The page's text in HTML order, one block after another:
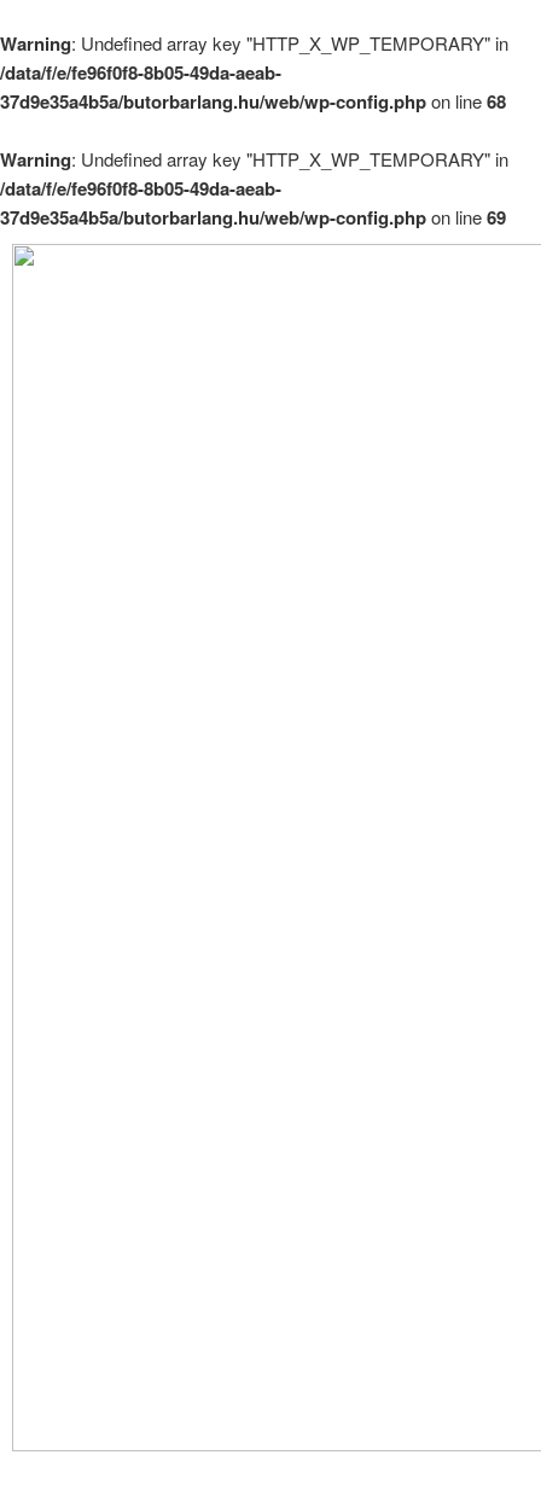
Warning: Undefined array key "HTTP_X_WP_TEMPORARY" in
/data/f/e/fe96f0f8-8b05-49da-aeab-
37d9e35a4b5a/butorbarlang.hu/web/wp-config.phpon line68
Warning: Undefined array key "HTTP_X_WP_TEMPORARY" in
/data/f/e/fe96f0f8-8b05-49da-aeab-
37d9e35a4b5a/butorbarlang.hu/web/wp-config.phpon line69